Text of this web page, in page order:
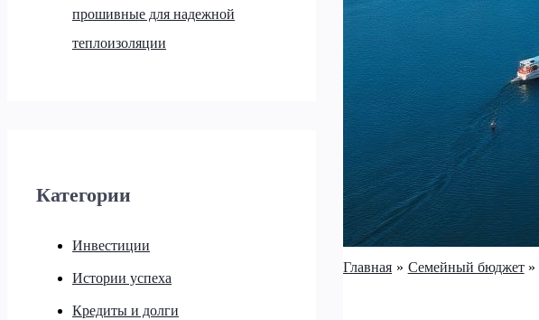
прошивные для надежной
теплоизоляции
Категории
Инвестиции
Истории успеха
Кредиты и долги
Главная Семейный бюджет